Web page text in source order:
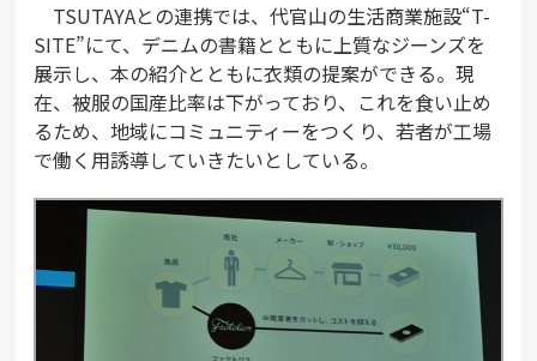
TSUTAYAとの連携では、代官山の生活商業施設“T-
SITE”にて、デニムの書籍とともに上質なジーンズを
展示し、本の紹介とともに衣類の提案ができる。現
在、被服の国産比率は下がっており、これを食い止め
るため、地域にコミュニティーをつくり、若者が工場
で働く用誘導していきたいとしている。